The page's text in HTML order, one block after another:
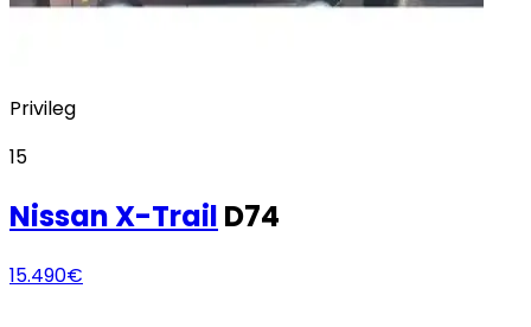
Privileg
15
NissanX-Trail D74
15.490€